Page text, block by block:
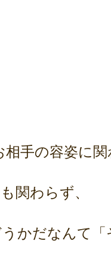
手の容姿に関
関わらず、
かだなんて